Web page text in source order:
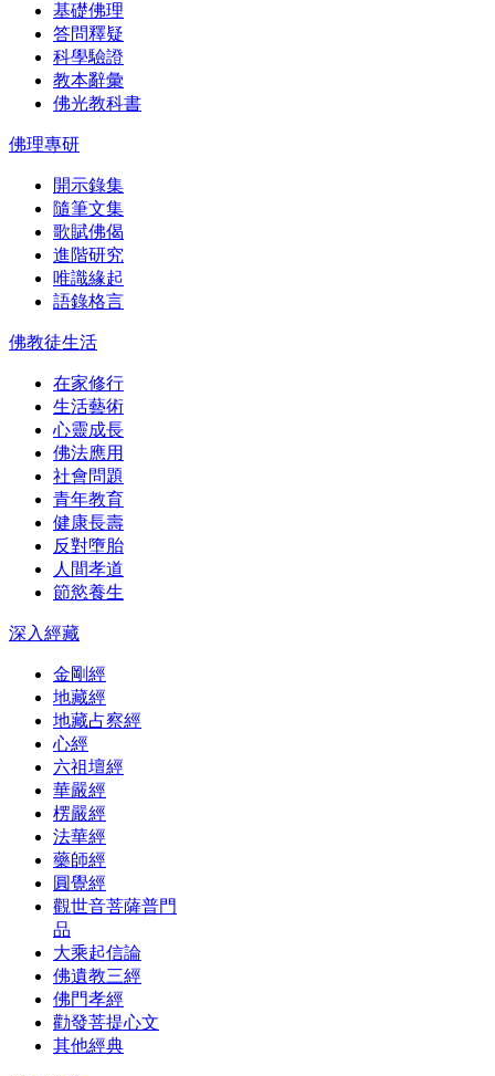
基礎佛理
答問釋疑
科學驗證
教本辭彙
佛光教科書
佛理專研
開示錄集
隨筆文集
歌賦佛偈
進階研究
唯識緣起
語錄格言
佛教徒生活
在家修行
生活藝術
心靈成長
佛法應用
社會問題
青年教育
健康長壽
反對墮胎
人間孝道
節慾養生
深入經藏
金剛經
地藏經
地藏占察經
心經
六祖壇經
華嚴經
楞嚴經
法華經
藥師經
圓覺經
觀世音菩薩普門
品
大乘起信論
佛遺教三經
佛門孝經
勸發菩提心文
其他經典